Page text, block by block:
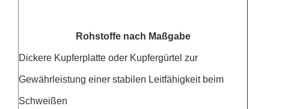
Rohstoffe nach Maßgabe
Dickere Kupferplatte oder Kupfergürtel zur
Gewährleistung einer stabilen Leitfähigkeit beim
Schweißen